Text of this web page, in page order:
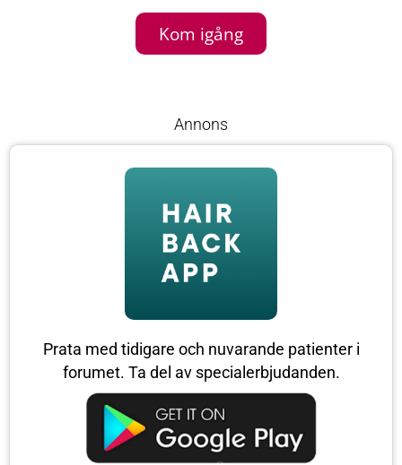
Kom igång
Annons
Prata med tidigare och nuvarande patienter i
forumet. Ta del av specialerbjudanden.